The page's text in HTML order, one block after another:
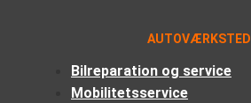
AUTOVÆRKSTED
Bilreparation og service
Mobilitetsservice